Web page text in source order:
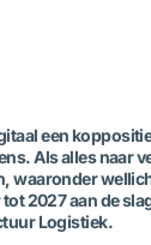
een
Als alles naar
waaronder
2027 aan de
Logistiek.